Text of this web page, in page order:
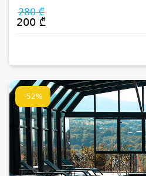
280 ₾
200 ₾
-52%